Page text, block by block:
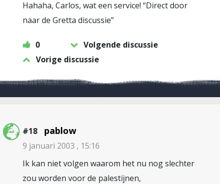
Hahaha, Carlos, wat een service! “Direct door
naar de Gretta discussie”
0
Volgende discussie
Vorige discussie
#18 pablow
9 januari 2003 , 15:16
Ik kan niet volgen waarom het nu nog slechter
zou worden voor de palestijnen,